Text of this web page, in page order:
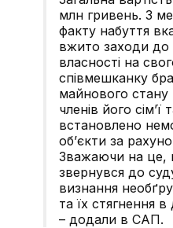
млн гривень. З
факту набуття
вжито заходи
власності на
співмешканку
майнового
членів його сім’ї
встановлено
об’єкти за
Зважаючи на це,
звернувся до
визнання
та їх стягнення
– додали в САП.